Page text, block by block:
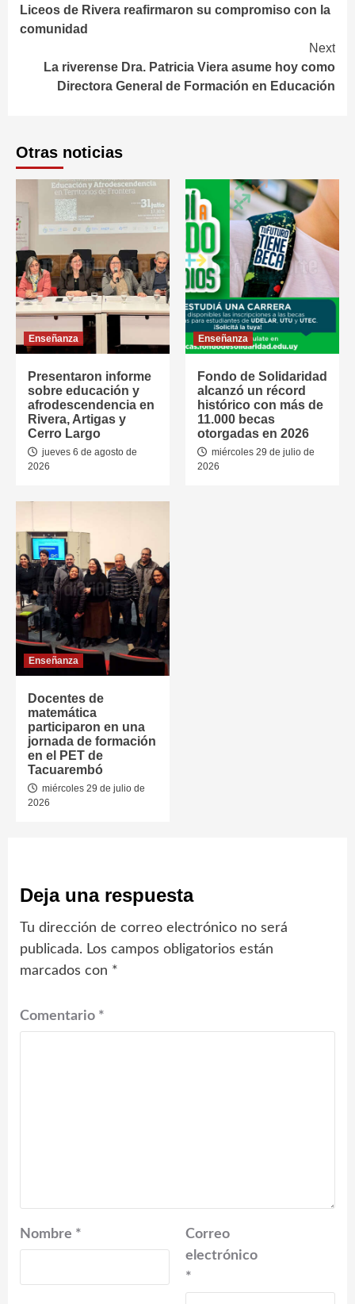
Reading
Liceos de Rivera reafirmaron su compromiso con la
comunidad
Next
La riverense Dra. Patricia Viera asume hoy como
Directora General de Formación en Educación
Otras noticias
Enseñanza
Presentaron informe
sobre educación y
afrodescendencia en
Rivera, Artigas y
Cerro Largo
jueves 6 de agosto de
2026
Enseñanza
Fondo de Solidaridad
alcanzó un récord
histórico con más de
11.000 becas
otorgadas en 2026
miércoles 29 de julio de
2026
Enseñanza
Docentes de
matemática
participaron en una
jornada de formación
en el PET de
Tacuarembó
miércoles 29 de julio de
2026
Deja una respuesta
Tu dirección de correo electrónico no será
publicada. Los campos obligatorios están
marcados con *
Comentario *
Nombre *
Correo
electrónico
*